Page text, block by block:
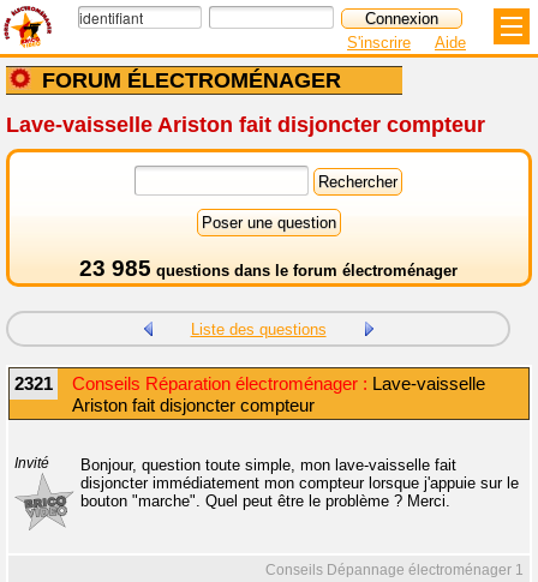
FORUM ÉLECTROMÉNAGER
S'inscrire Aide
Lave-vaisselle Ariston fait disjoncter compteur
23 985 questions dans le forum électroménager
Liste des questions
2321 Conseils Réparation électroménager : Lave-vaisselle
Ariston fait disjoncter compteur
Invité
Bonjour, question toute simple, mon lave-vaisselle fait
disjoncter immédiatement mon compteur lorsque j'appuie sur le
bouton "marche". Quel peut être le problème ? Merci.
Conseils Dépannage électroménager 1